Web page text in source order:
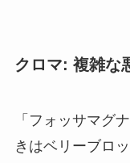
クロマ: 複雑な
「フォッサマグ
きはベリーブロ